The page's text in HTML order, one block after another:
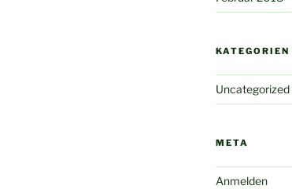
KATEGORIEN
Uncategorized
META
Anmelden